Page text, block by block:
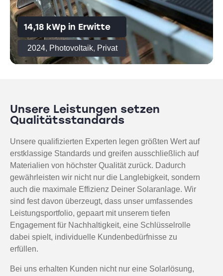
14,18 kWp in Erwitte
2024, Photovoltaik, Privat
Unsere Leistungen setzen
Qualitätsstandards
Unsere qualifizierten Experten legen größten Wert auf
erstklassige Standards und greifen ausschließlich auf
Materialien von höchster Qualität zurück. Dadurch
gewährleisten wir nicht nur die Langlebigkeit, sondern
auch die maximale Effizienz Deiner Solaranlage. Wir
sind fest davon überzeugt, dass unser umfassendes
Leistungsportfolio, gepaart mit unserem tiefen
Engagement für Nachhaltigkeit, eine Schlüsselrolle
dabei spielt, individuelle Kundenbedürfnisse zu
erfüllen.
Bei uns erhalten Kunden nicht nur eine Solarlösung,